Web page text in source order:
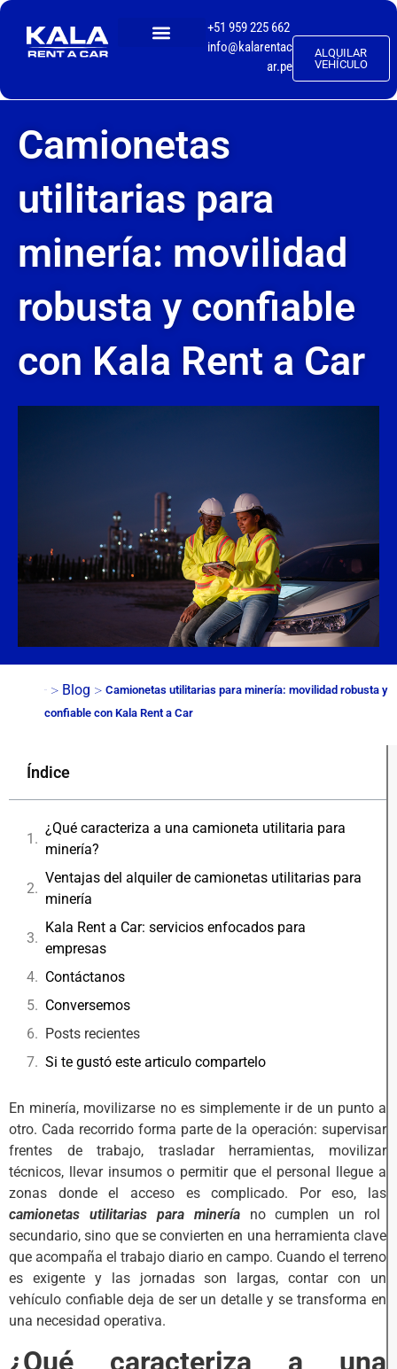
+51 959 225 662
info@kalarentac
ar.pe
ALQUILAR
VEHÍCULO
Camionetas
utilitarias para
minería: movilidad
robusta y confiable
con Kala Rent a Car
> Blog > Camionetas utilitarias para minería: movilidad robusta y
confiable con Kala Rent a Car
Índice
¿Qué caracteriza a una camioneta utilitaria para
minería?
Ventajas del alquiler de camionetas utilitarias para
minería
Kala Rent a Car: servicios enfocados para
empresas
Contáctanos
Conversemos
Posts recientes
Si te gustó este articulo compartelo
En minería, movilizarse no es simplemente ir de un punto a
otro. Cada recorrido forma parte de la operación: supervisar
frentes de trabajo, trasladar herramientas, movilizar
técnicos, llevar insumos o permitir que el personal llegue a
zonas donde el acceso es complicado. Por eso, las
camionetas utilitarias para mineríano cumplen un rol
secundario, sino que se convierten en una herramienta clave
que acompaña el trabajo diario en campo. Cuando el terreno
es exigente y las jornadas son largas, contar con un
vehículo confiable deja de ser un detalle y se transforma en
una necesidad operativa.
¿Qué caracteriza a una